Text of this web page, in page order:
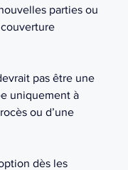
parties ou
pas être une
uniquement à
ou d’une
dès les